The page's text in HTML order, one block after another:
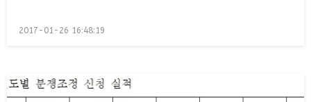
Posted
2017-01-26 16:48:19